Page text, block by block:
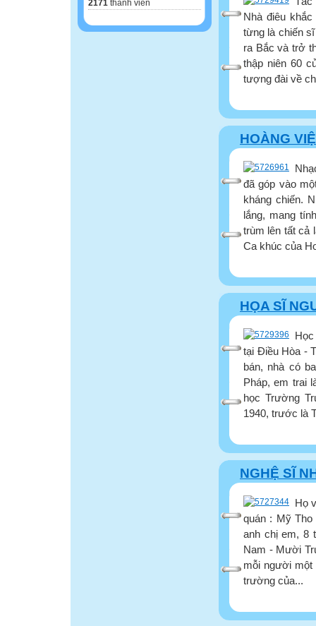
2171 thành viên
Nhà điêu
từng là chiến
ra Bắc và trở
thập niên 60
tượng đài về
HOÀNG
đã góp vào
kháng chiến.
lắng, mang
trùm lên tất cả
Ca khúc của
HỌA SĨ
tại Điều Hòa -
bán, nhà có
Pháp, em trai
học Trường
1940, trước là
NGHỆ SĨ
Họ
quán : Mỹ
anh chị em, 8
Nam - Mười
mỗi người
trường của...